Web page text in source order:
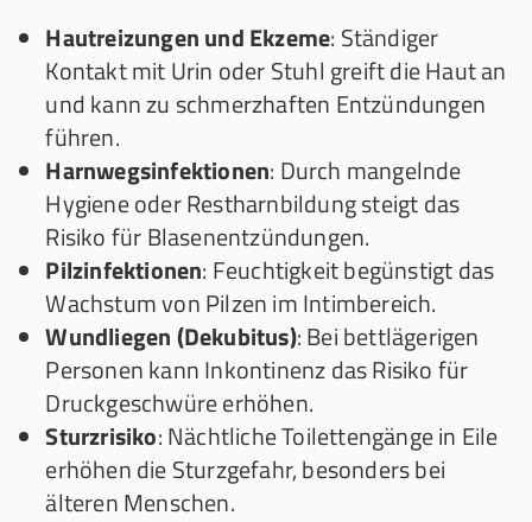
Hautreizungen und Ekzeme: Ständiger
Kontakt mit Urin oder Stuhl greift die Haut an
und kann zu schmerzhaften Entzündungen
führen.
Harnwegsinfektionen: Durch mangelnde
Hygiene oder Restharnbildung steigt das
Risiko für Blasenentzündungen.
Pilzinfektionen: Feuchtigkeit begünstigt das
Wachstum von Pilzen im Intimbereich.
Wundliegen (Dekubitus): Bei bettlägerigen
Personen kann Inkontinenz das Risiko für
Druckgeschwüre erhöhen.
Sturzrisiko: Nächtliche Toilettengänge in Eile
erhöhen die Sturzgefahr, besonders bei
älteren Menschen.